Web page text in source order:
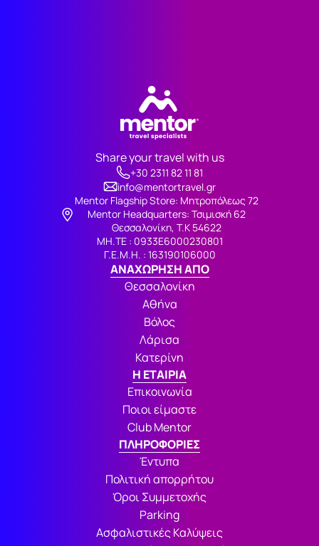
Share your travel with us
+30 2311 82 11 81
info@mentortravel.gr
Mentor Flagship Store: Μητροπόλεως 72
Μentor Headquarters: Τσιμισκή 62
Θεσσαλονίκη, Τ.Κ 54622
ΜΗ.ΤΕ : 0933Ε6000230801
Γ.Ε.Μ.Η. : 163190106000
ΑΝΑΧΩΡΗΣΗ ΑΠΟ
Θεσσαλονίκη
Αθήνα
Βόλος
Λάρισα
Κατερίνη
Η ΕΤΑΙΡΙΑ
Επικοινωνία
Ποιοι είμαστε
Club Mentor
ΠΛΗΡΟΦΟΡΙΕΣ
Έντυπα
Πολιτική απορρήτου
Όροι Συμμετοχής
Parking
Ασφαλιστικές Καλύψεις